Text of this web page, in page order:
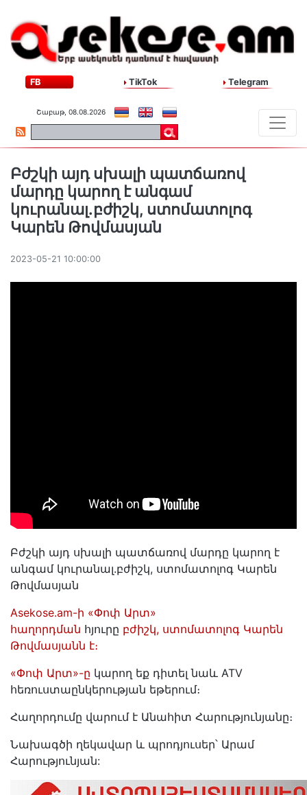
FB TikTok Telegram
Շաբաթ, 08.08.2026
Բժշկի այդ սխալի պատճառով
մարդը կարող է անգամ
կուրանալ.բժիշկ, ստոմատոլոգ
Կարեն Թովմասյան
2023-05-21 10:00:00
Բժշկի այդ սխալի պատճառով մարդը կարող է
անգամ կուրանալ.բժիշկ, ստոմատոլոգ Կարեն
Թովմասյան
Asekose.am-ի «Փոփ Արտ»
հաղորդման հյուրը բժիշկ, ստոմատոլոգ Կարեն
Թովմասյանն է։
«Փոփ Արտ»-ը կարող եք դիտել նաև ATV
հեռուստաընկերության եթերում։
Հաղորդումը վարում է Անահիտ Հարությունյանը։
Նախագծի ղեկավար և պրոդյուսեր՝ Արամ
Հարությունյան: